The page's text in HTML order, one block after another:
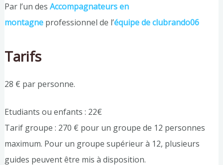
Par l’un des Accompagnateurs en
montagneprofessionnel de l’équipe de clubrando06
Tarifs
28 € par personne.
Etudiants ou enfants : 22€
Tarif groupe : 270 € pour un groupe de 12 personnes
maximum. Pour un groupe supérieur à 12, plusieurs
guides peuvent être mis à disposition.